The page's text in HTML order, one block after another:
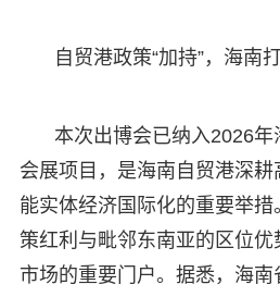
自贸港政策“加持”，海南
本次出博会已纳入2026
会展项目，是海南自贸港深
能实体经济国际化的重要举
策红利与毗邻东南亚的区位
市场的重要门户。据悉，海